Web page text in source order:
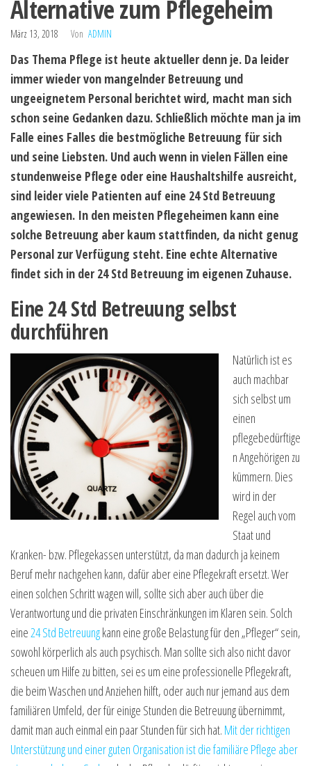
Alternative zum Pflegeheim
März 13, 2018 Von ADMIN
Das Thema Pflege ist heute aktueller denn je. Da leider
immer wieder von mangelnder Betreuung und
ungeeignetem Personal berichtet wird, macht man sich
schon seine Gedanken dazu. Schließlich möchte man ja im
Falle eines Falles die bestmögliche Betreuung für sich
und seine Liebsten. Und auch wenn in vielen Fällen eine
stundenweise Pflege oder eine Haushaltshilfe ausreicht,
sind leider viele Patienten auf eine 24 Std Betreuung
angewiesen. In den meisten Pflegeheimen kann eine
solche Betreuung aber kaum stattfinden, da nicht genug
Personal zur Verfügung steht. Eine echte Alternative
findet sich in der 24 Std Betreuung im eigenen Zuhause.
Eine 24 Std Betreuung selbst
durchführen
Natürlich ist es
auch machbar
sich selbst um
einen
pflegebedürftige
n Angehörigen zu
kümmern. Dies
wird in der
Regel auch vom
Staat und
Kranken- bzw. Pflegekassen unterstützt, da man dadurch ja keinem
Beruf mehr nachgehen kann, dafür aber eine Pflegekraft ersetzt. Wer
einen solchen Schritt wagen will, sollte sich aber auch über die
Verantwortung und die privaten Einschränkungen im Klaren sein. Solch
eine24 Std Betreuungkann eine große Belastung für den „Pfleger“ sein,
sowohl körperlich als auch psychisch. Man sollte sich also nicht davor
scheuen um Hilfe zu bitten, sei es um eine professionelle Pflegekraft,
die beim Waschen und Anziehen hilft, oder auch nur jemand aus dem
familiären Umfeld, der für einige Stunden die Betreuung übernimmt,
damit man auch einmal ein paar Stunden für sich hat. Mit der richtigen
Unterstützung und einer guten Organisation ist die familiäre Pflege aber